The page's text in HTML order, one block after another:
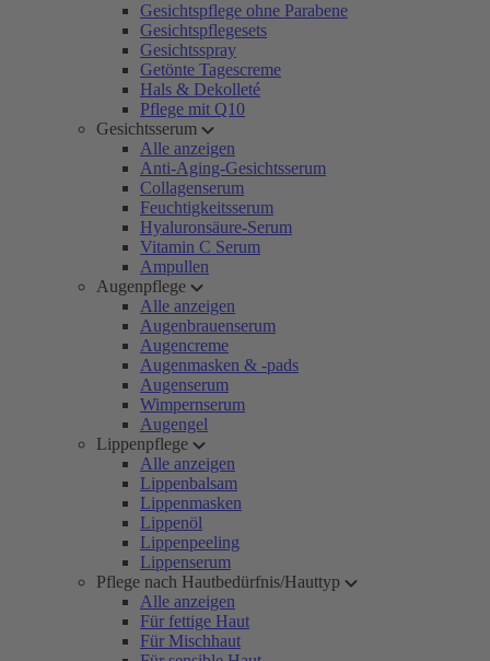
Gesichtspflege ohne Parabene
Gesichtspflegesets
Gesichtsspray
Getönte Tagescreme
Hals & Dekolleté
Pflege mit Q10
Gesichtsserum
Alle anzeigen
Anti-Aging-Gesichtsserum
Collagenserum
Feuchtigkeitsserum
Hyaluronsäure-Serum
Vitamin C Serum
Ampullen
Augenpflege
Alle anzeigen
Augenbrauenserum
Augencreme
Augenmasken & -pads
Augenserum
Wimpernserum
Augengel
Lippenpflege
Alle anzeigen
Lippenbalsam
Lippenmasken
Lippenöl
Lippenpeeling
Lippenserum
Pflege nach Hautbedürfnis/Hauttyp
Alle anzeigen
Für fettige Haut
Für Mischhaut